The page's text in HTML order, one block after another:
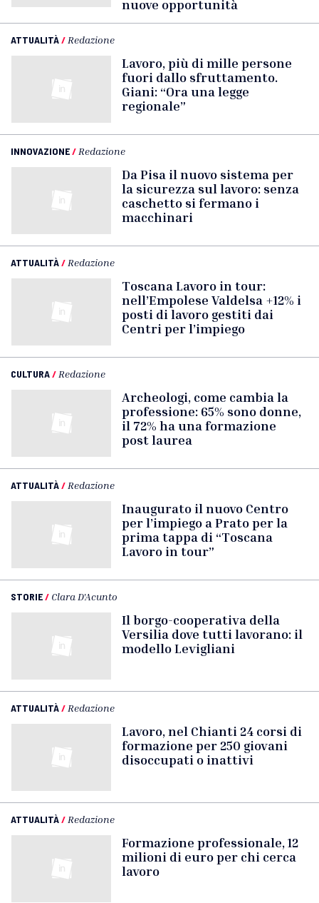
nuove opportunità
ATTUALITÀ/ Redazione
Lavoro, più di mille persone
fuori dallo sfruttamento.
Giani: “Ora una legge
regionale”
INNOVAZIONE/ Redazione
Da Pisa il nuovo sistema per
la sicurezza sul lavoro: senza
caschetto si fermano i
macchinari
ATTUALITÀ/ Redazione
Toscana Lavoro in tour:
nell’Empolese Valdelsa +12% i
posti di lavoro gestiti dai
Centri per l’impiego
CULTURA/ Redazione
Archeologi, come cambia la
professione: 65% sono donne,
il 72% ha una formazione
post laurea
ATTUALITÀ/ Redazione
Inaugurato il nuovo Centro
per l’impiego a Prato per la
prima tappa di “Toscana
Lavoro in tour”
STORIE/ Clara D'Acunto
Il borgo-cooperativa della
Versilia dove tutti lavorano: il
modello Levigliani
ATTUALITÀ/ Redazione
Lavoro, nel Chianti 24 corsi di
formazione per 250 giovani
disoccupati o inattivi
ATTUALITÀ/ Redazione
Formazione professionale, 12
milioni di euro per chi cerca
lavoro